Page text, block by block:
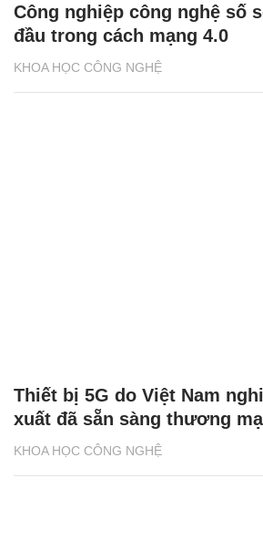
KHOA HỌC CÔNG NGHỆ
Công nghiệp công nghệ số
đầu trong cách mạng 4.0
KHOA HỌC CÔNG NGHỆ
Thiết bị 5G do Việt Nam
xuất đã sẵn sàng thương